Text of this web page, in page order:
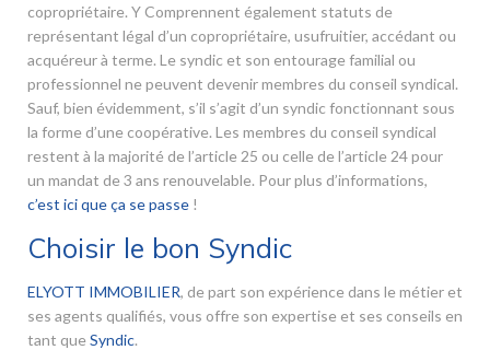
copropriétaire. Y Comprennent également statuts de
représentant légal d’un copropriétaire, usufruitier, accédant ou
acquéreur à terme. Le syndic et son entourage familial ou
professionnel ne peuvent devenir membres du conseil syndical.
Sauf, bien évidemment, s’il s’agit d’un syndic fonctionnant sous
la forme d’une coopérative. Les membres du conseil syndical
restent à la majorité de l’article 25 ou celle de l’article 24 pour
un mandat de 3 ans renouvelable. Pour plus d’informations,
c’est ici que ça se passe !
Choisir le bon Syndic
ELYOTT IMMOBILIER, de part son expérience dans le métier et
ses agents qualifiés, vous offre son expertise et ses conseils en
tant que Syndic.